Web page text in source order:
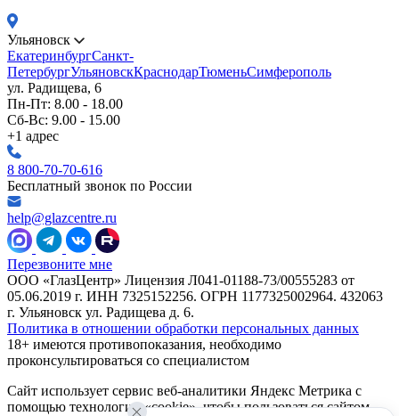
Ульяновск
ЕкатеринбургСанкт-
ПетербургУльяновскКраснодарТюменьСимферополь
ул. Радищева, 6
Пн-Пт: 8.00 - 18.00
Сб-Вс: 9.00 - 15.00
+1 адрес
8 800-70-70-616
Бесплатный звонок по России
help@glazcentre.ru
Перезвоните мне
ООО «ГлазЦентр» Лицензия Л041-01188-73/00555283 от
05.06.2019 г. ИНН 7325152256. ОГРН 1177325002964. 432063
г. Ульяновск ул. Радищева д. 6.
Политика в отношении обработки персональных данных
18+ имеются противопоказания, необходимо
проконсультироваться со специалистом
Сайт использует сервис веб-аналитики Яндекс Метрика с
помощью технологии «cookie», чтобы пользоваться сайтом